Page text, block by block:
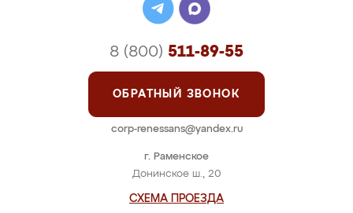
г. Раменское
Донинское ш., 20
СХЕМА ПРОЕЗДА
8 (800) 511-89-55
ОБРАТНЫЙ ЗВОНОК
corp-renessans@yandex.ru